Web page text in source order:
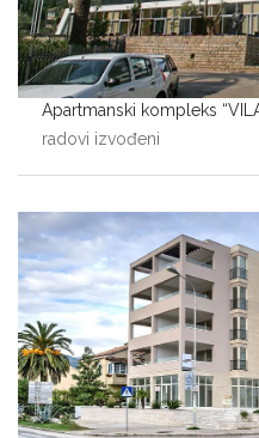
Apartmanski kompleks
radovi izvođeni